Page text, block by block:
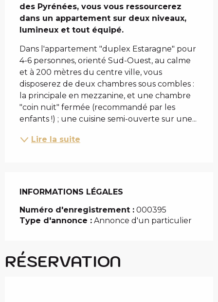
des Pyrénées, vous vous ressourcerez
dans un appartement sur deux niveaux,
lumineux et tout équipé.
Dans l'appartement "duplex Estaragne" pour
4-6 personnes, orienté Sud-Ouest, au calme
et à 200 mètres du centre ville, vous
disposerez de deux chambres sous combles :
la principale en mezzanine, et une chambre
"coin nuit" fermée (recommandé par les
enfants !) ; une cuisine semi-ouverte sur une...
Lire la suite
INFORMATIONS LÉGALES
INFORMATIONS LÉGALES
Numéro d'enregistrement : 000395
Type d'annonce : Annonce d'un particulier
RÉSERVATION